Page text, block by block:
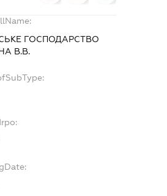
ГОСПОДАРСТВО
В.В.